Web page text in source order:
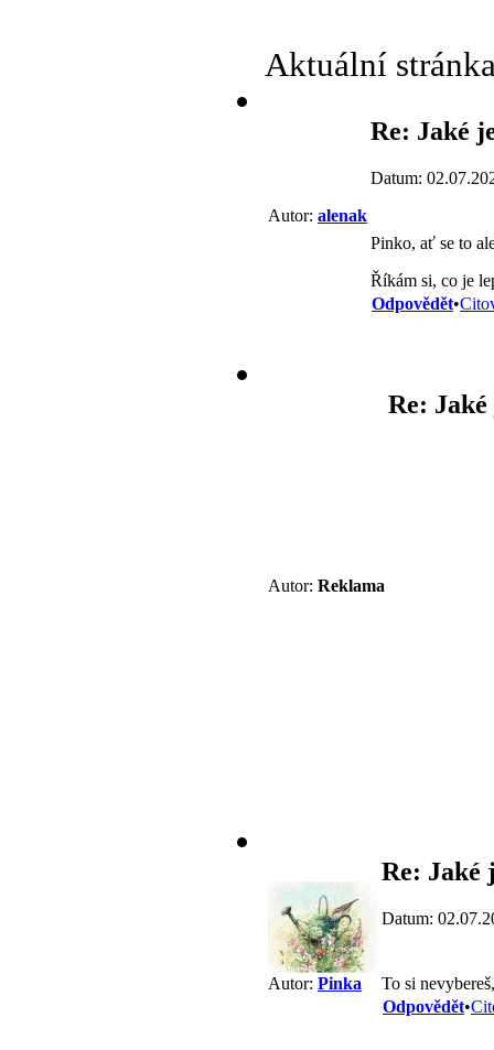
Aktuální
Autor: alenak
Re: Jaké
Datum:
Pinko, ať se to
Říkám si, co je
Odpovědět•
Autor: Reklama
Re:
Autor: Pinka
Re: Jaké
Datum:
To si
Odpovědět•